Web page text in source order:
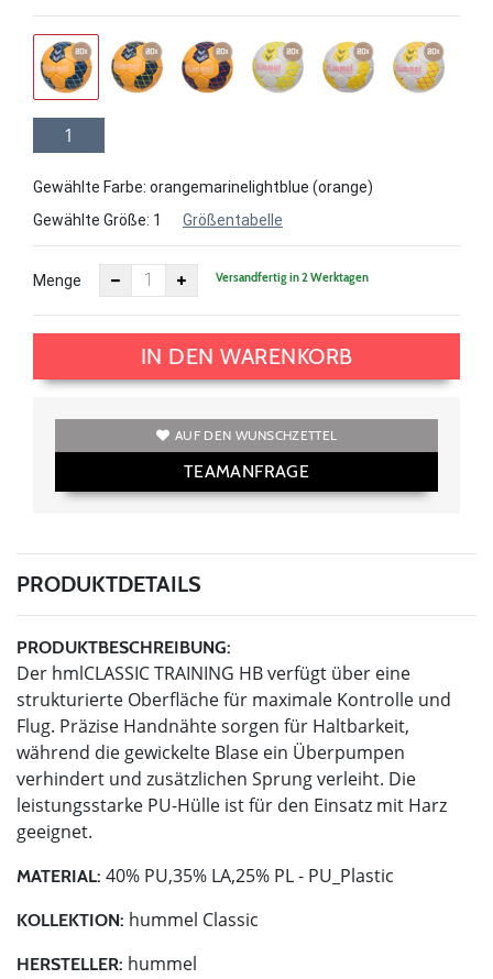
1
Gewählte Farbe: orangemarinelightblue (orange)
Gewählte Größe: 1 Größentabelle
Menge Versandfertig in 2 Werktagen
IN DEN WARENKORB
AUF DEN WUNSCHZETTEL
TEAMANFRAGE
PRODUKTDETAILS
PRODUKTBESCHREIBUNG:
Der hmlCLASSIC TRAINING HB verfügt über eine
strukturierte Oberfläche für maximale Kontrolle und
Flug. Präzise Handnähte sorgen für Haltbarkeit,
während die gewickelte Blase ein Überpumpen
verhindert und zusätzlichen Sprung verleiht. Die
leistungsstarke PU-Hülle ist für den Einsatz mit Harz
geeignet.
MATERIAL: 40% PU,35% LA,25% PL - PU_Plastic
KOLLEKTION: hummel Classic
HERSTELLER: hummel